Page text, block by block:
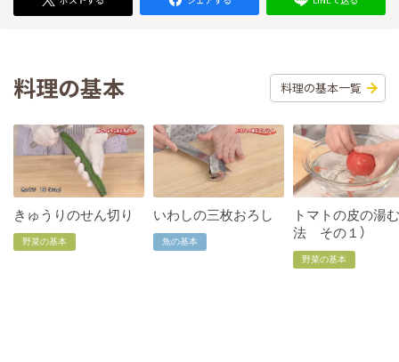
料理の基本 料理の基本一覧
きゅうりのせん切り
野菜の基本
いわしの三枚おろし
魚の基本
トマトの皮の湯
法 その１）
野菜の基本